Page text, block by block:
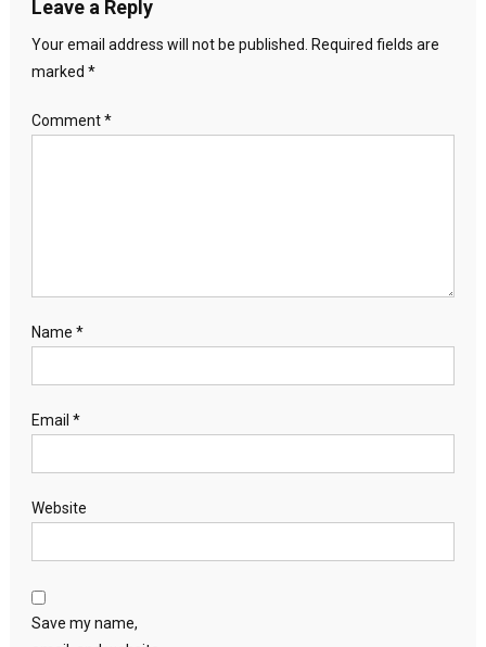
Leave a Reply
Your email address will not be published. Required fields are
marked *
Comment*
Name *
Email *
Website
Save my name,